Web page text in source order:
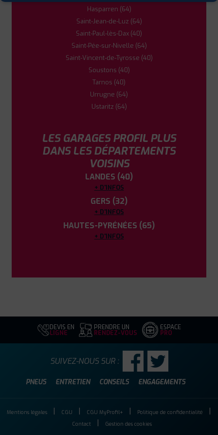
Hasparren (64)
Saint-Jean-de-Luz (64)
Saint-Paul-lès-Dax (40)
Saint-Pée-sur-Nivelle (64)
Saint-Vincent-de-Tyrosse (40)
Soustons (40)
Tarnos (40)
Urrugne (64)
Ustaritz (64)
LES GARAGES PROFIL PLUS
DANS LES DÉPARTEMENTS
VOISINS
LANDES (40)
+ D'INFOS
GERS (32)
+ D'INFOS
HAUTES-PYRÉNÉES (65)
+ D'INFOS
DEVIS EN
LIGNE
PRENDRE UN
RENDEZ-VOUS
ESPACE
PRO
PNEUS ENTRETIEN CONSEILS ENGAGEMENTS
SUIVEZ-NOUS SUR :
Mentions légales CGU CGU MyProfil+
Politique de confidentialité
Contact
Gestion des cookies